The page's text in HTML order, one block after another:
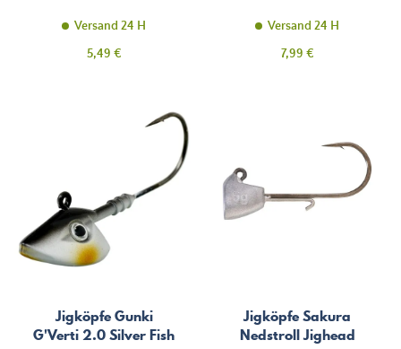
Versand 24 H
Preis
5,49 €
Versand 24 H
Preis
7,99 €
Jigköpfe Gunki
G'Verti 2.0 Silver Fish
Jigköpfe Sakura
Nedstroll Jighead